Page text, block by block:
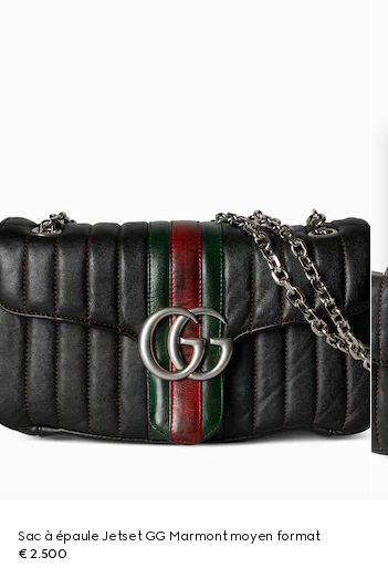
Sac à épaule Jetset GG Marmont moyen format
€ 2.500